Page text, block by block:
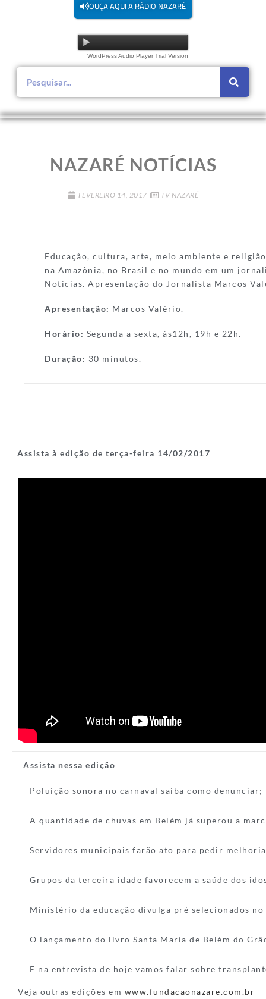
OUÇA AQUI A RÁDIO NAZARÉ
WordPress Audio Player Trial Version
NAZARÉ NOTÍCIAS
FEVEREIRO 14, 2017 TV NAZARÉ
Educação, cultura, arte, meio ambiente e
na Amazônia, no Brasil e no mundo em um
Noticias. Apresentação do Jornalista Marcos
Apresentação: Marcos Valério.
Horário: Segunda a sexta, às12h, 19h e 22h.
Duração: 30 minutos.
Assista à edição de terça-feira 14/02/2017
Assista nessa edição
Poluição sonora no carnaval saiba como denunciar;
A quantidade de chuvas em Belém já superou a
Servidores municipais farão ato para pedir
Grupos da terceira idade favorecem a saúde dos
Ministério da educação divulga pré selecionados no
O lançamento do livro Santa Maria de Belém do
E na entrevista de hoje vamos falar sobre
Veja outras edições em www.fundacaonazare.com.br